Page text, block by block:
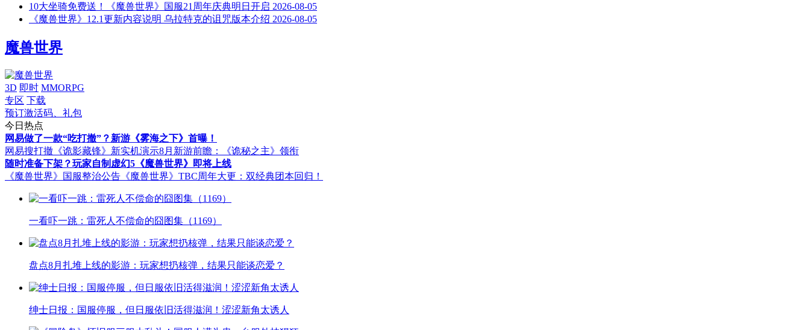
10大坐骑免费送！《魔兽世界》国服21周年庆典明日开启 2026-08-05
《魔兽世界》12.1更新内容说明 乌拉特克的诅咒版本介绍 2026-08-05
魔兽世界
3D 即时 MMORPG
专区 下载
预订激活码、礼包
今日热点
网易做了一款“吃打撤”？新游《雾海之下》首曝！
网易搜打撤《诡影藏锋》新实机演示8月新游前瞻：《诡秘之主》领衔
随时准备下架？玩家自制虚幻5《魔兽世界》即将上线
《魔兽世界》国服整治公告 《魔兽世界》TBC周年大更：双经典团本回归！
一看吓一跳：雷死人不偿命的囧图集（1169）
盘点8月扎堆上线的影游：玩家想扔核弹，结果只能谈恋爱？
绅士日报：国服停服，但日服依旧活得滋润！涩涩新角太诱人